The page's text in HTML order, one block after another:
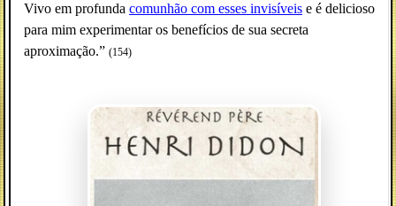
Vivo em profunda comunhão com esses invisíveis e é delicioso
para mim experimentar os benefícios de sua secreta
aproximação.” (154)